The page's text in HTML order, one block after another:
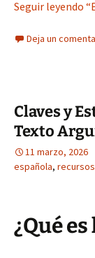
Seguir leyendo
Deja un
Claves y
Texto
11 marzo, 2026
española,
¿Qué